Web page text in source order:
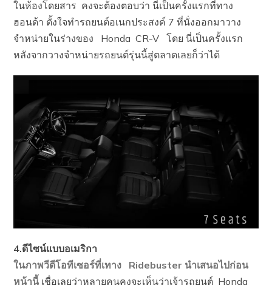
ในห้องโดยสาร คงจะต้องตอบว่า นี่เป็นครั้งแรกที่ทาง
ฮอนด้า ตั้งใจทำรถยนต์อเนกประสงค์ 7 ที่นั่งออกมาวาง
จำหน่ายในร่างของ Honda CR-V โดย นี่เป็นครั้งแรก
หลังจากวางจำหน่ายรถยนต์รุ่นนี้สู่ตลาดเลยก็ว่าได้
4.ดีไซน์แบบอเมริกา
ในภาพวีดีโอทีเซอร์ที่เทาง Ridebuster นำเสนอไปก่อน
หน้านี้ เชื่อเลยว่าหลายคนคงจะเห็นว่าเจ้ารถยนต์ Honda